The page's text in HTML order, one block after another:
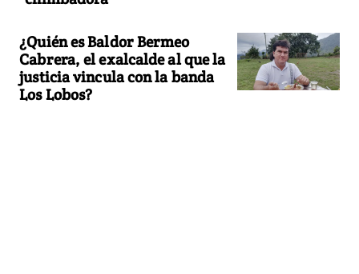
¿Quién es Baldor Bermeo
Cabrera, el exalcalde al que la
justicia vincula con la banda
Los Lobos?